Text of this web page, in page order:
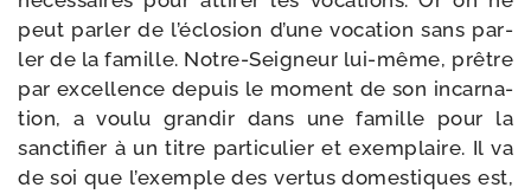
peut par­ler de l’éclosion d’une voca­tion sans par­
ler de la famille. Notre-​Seigneur lui-​même, prêtre
par excel­lence depuis le moment de son incar­na­
tion, a vou­lu gran­dir dans une famille pour la
sanc­ti­fier à un titre par­ti­cu­lier et exem­plaire. Il va
de soi que l’exemple des ver­tus domes­tiques est,